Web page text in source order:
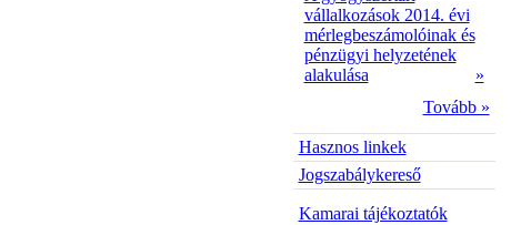
vállalkozások 2014. évi
mérlegbeszámolóinak és
pénzügyi helyzetének
alakulása
»
Tovább »
Hasznos linkek
Jogszabálykereső
Kamarai tájékoztatók